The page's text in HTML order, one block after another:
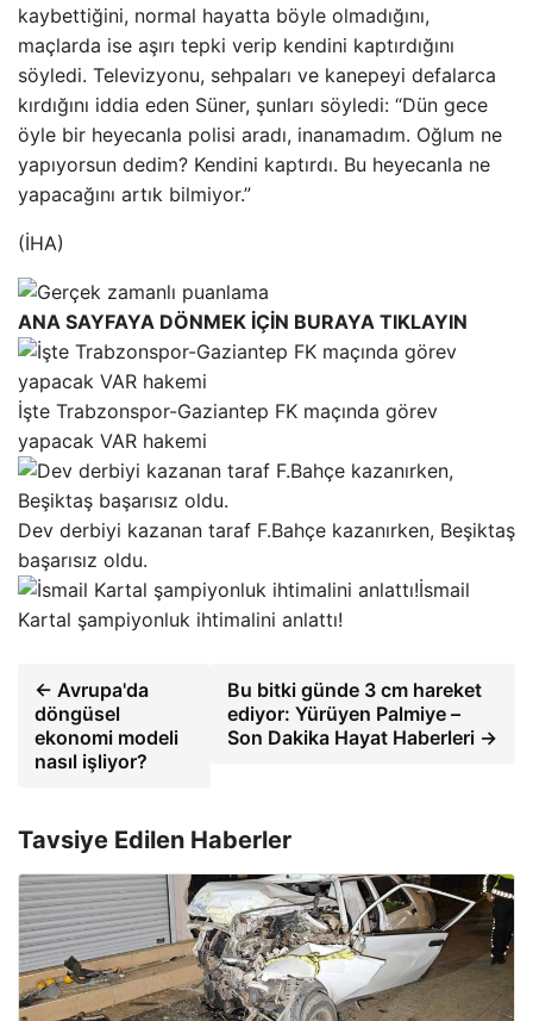
kaybettiğini, normal hayatta böyle olmadığını,
maçlarda ise aşırı tepki verip kendini kaptırdığını
söyledi. Televizyonu, sehpaları ve kanepeyi defalarca
kırdığını iddia eden Süner, şunları söyledi: “Dün gece
öyle bir heyecanla polisi aradı, inanamadım. Oğlum ne
yapıyorsun dedim? Kendini kaptırdı. Bu heyecanla ne
yapacağını artık bilmiyor.”
(İHA)
ANA SAYFAYA DÖNMEK İÇİN BURAYA TIKLAYIN
İşte Trabzonspor-Gaziantep FK maçında görev
yapacak VAR hakemi
Dev derbiyi kazanan taraf F.Bahçe kazanırken, Beşiktaş
başarısız oldu.
İsmail
Kartal şampiyonluk ihtimalini anlattı!
← Avrupa'da
döngüsel
ekonomi modeli
nasıl işliyor?
Bu bitki günde 3 cm hareket
ediyor: Yürüyen Palmiye –
Son Dakika Hayat Haberleri →
Tavsiye Edilen Haberler